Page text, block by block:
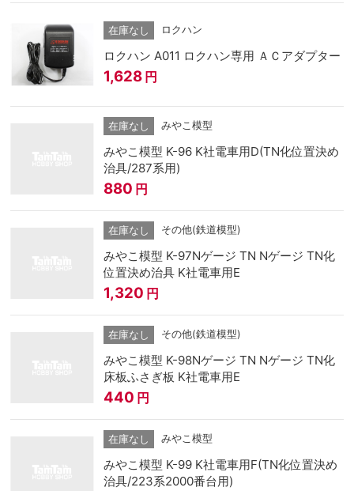
在庫なし ロクハン
ロクハン A011 ロクハン専用 ＡＣアダプター
1,628 円
在庫なし みやこ模型
みやこ模型 K-96 K社電車用D(TN化位置決め
治具/287系用)
880 円
在庫なし その他(鉄道模型)
みやこ模型 K-97Nゲージ TN Nゲージ TN化
位置決め治具 K社電車用E
1,320 円
在庫なし その他(鉄道模型)
みやこ模型 K-98Nゲージ TN Nゲージ TN化
床板ふさぎ板 K社電車用E
440 円
在庫なし みやこ模型
みやこ模型 K-99 K社電車用F(TN化位置決め
治具/223系2000番台用)